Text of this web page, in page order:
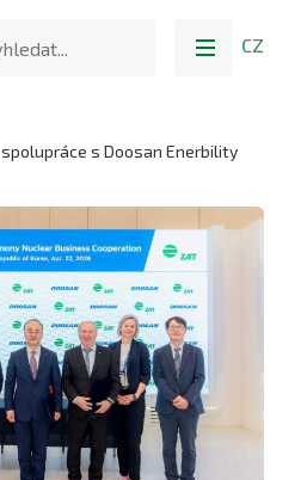
CZ
spolupráce s Doosan Enerbility